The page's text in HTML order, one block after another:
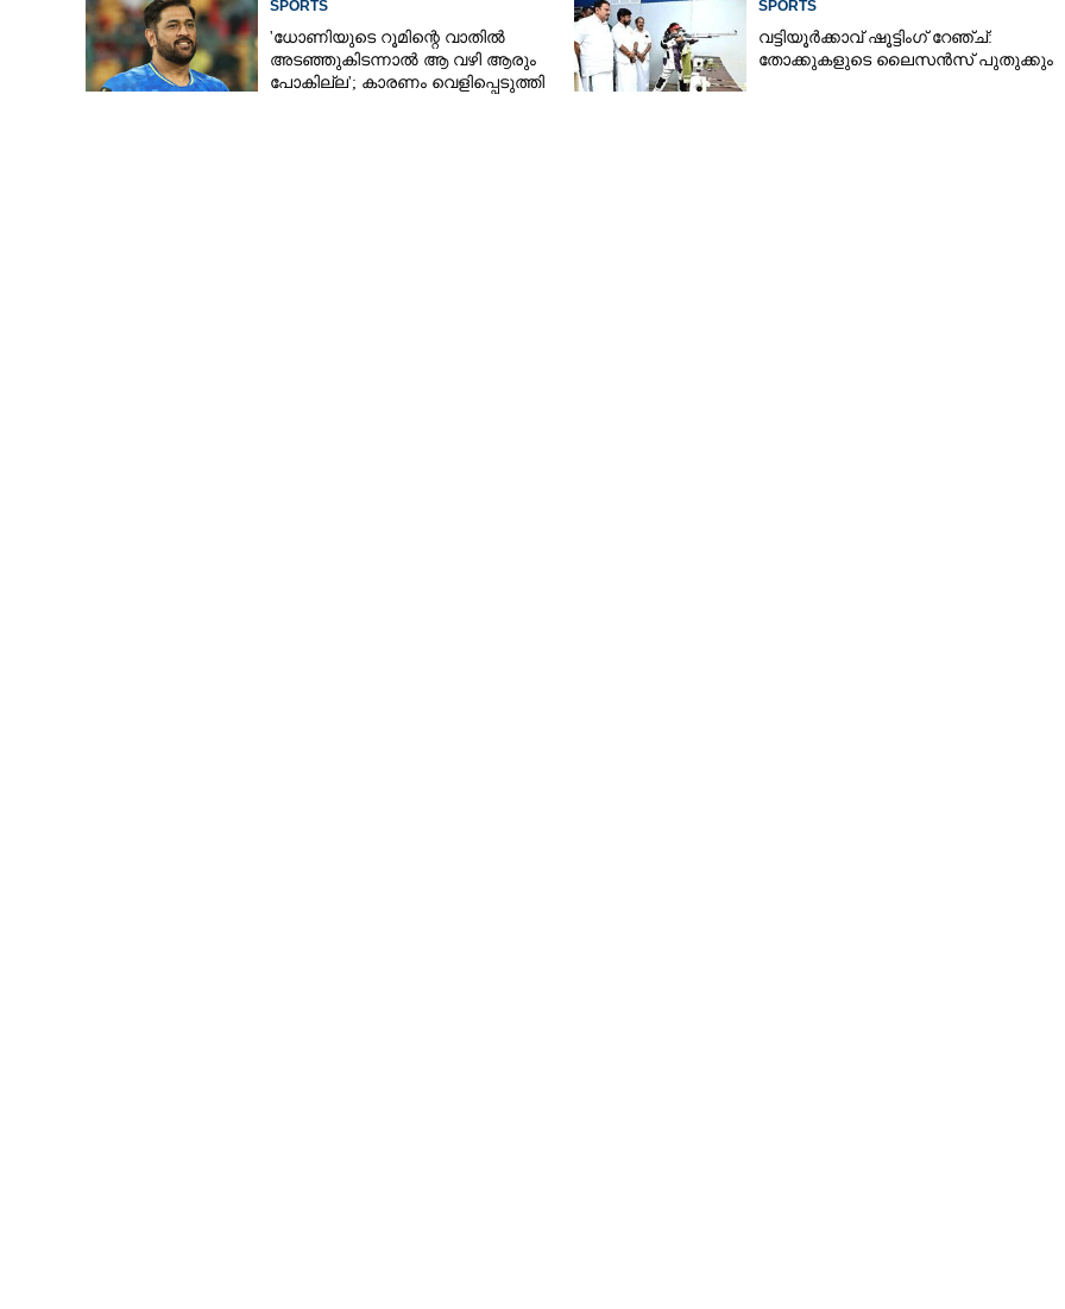
SPORTS
'ധോണിയുടെ റൂമിന്റെ വാതിൽ
അടഞ്ഞുകിടന്നാൽ ആ വഴി ആരും
പോകില്ല'; കാരണം വെളിപ്പെടുത്തി
SPORTS
വട്ടിയൂർക്കാവ് ഷൂട്ടിംഗ് റേഞ്ച്:
തോക്കുകളുടെ ലൈസൻസ് പുതുക്കും